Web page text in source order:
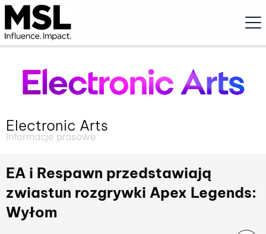
Electronic Arts
Informacje prasowe
EA i Respawn przedstawiają
zwiastun rozgrywki Apex Legends:
Wyłom